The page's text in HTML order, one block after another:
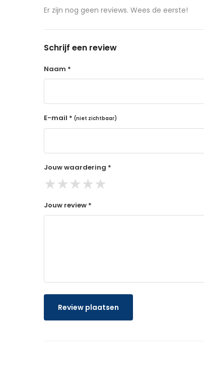
aangeschafte product terug naar de
14 dagen retourtermijn
Binnen 14 dagen een terugbetaling na
De terugbetaling wordt gedaan via
Er zijn nog geen reviews. Wees de eerste!
Schrijf een review
Naam *
E-mail * (niet zichtbaar)
Jouw waardering *
★★★★★
Jouw review *
Review plaatsen